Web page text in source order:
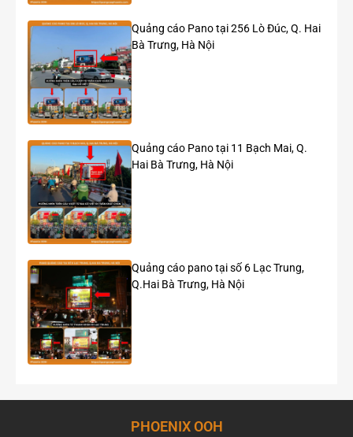
Thời
chiếu
sáng
18:00 – 22:00 hàng ngày (4 giờ/ngày)
Đơn
giá
1.450.000.000 VNĐ/năm (chưa bao gồm VAT)
Đặc điểm nổi bật của vị trí
Nằm tại khu vực vòng xoay cầu Chương Dương, một
trong những đầu mối giao thông quan trọng kết nối
trung tâm Hà Nội với các quận phía Đông.
tham gia giao thông di chuyển giữa Hồ Tây, Phố cổ Hà
Nội, Long Biên và Hai Bà Trưng.
Pano được lắp đặt độc lập, không bị che khuất bởi các
công trình lân cận, mang lại khả năng hiển thị nổi bật
từ khoảng cách xa.
Kích thước lớn 77 m² cùng góc nhìn rộng giúp tăng khả
Phù hợp triển khai các chiến dịch quảng bá thương
hiệu, ra mắt sản phẩm, bất động sản, ô tô, tài chính,
Quảng cáo Pano tại 256 Lò Đúc, Q. Hai
Bà Trưng, Hà Nội
Quảng cáo Pano tại 11 Bạch Mai, Q.
Hai Bà Trưng, Hà Nội
Quảng cáo pano tại số 6 Lạc Trung,
Q.Hai Bà Trưng, Hà Nội
PHOENIX OOH